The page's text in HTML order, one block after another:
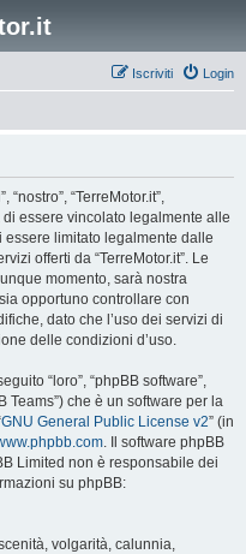
Login
Iscriviti
“nostro”, “TerreMotor.it”,
di essere vincolato legalmente alle
essere limitato legalmente dalle
offerti da “TerreMotor.it”. Le
momento, sarà nostra
opportuno controllare con
dato che l’uso dei servizi di
delle condizioni d’uso.
“loro”, “phpBB software”,
Teams”) che è un software per la
GNU General Public License v2” (in
. Il software phpBB
Limited non è responsabile dei
su phpBB:
volgarità, calunnia,